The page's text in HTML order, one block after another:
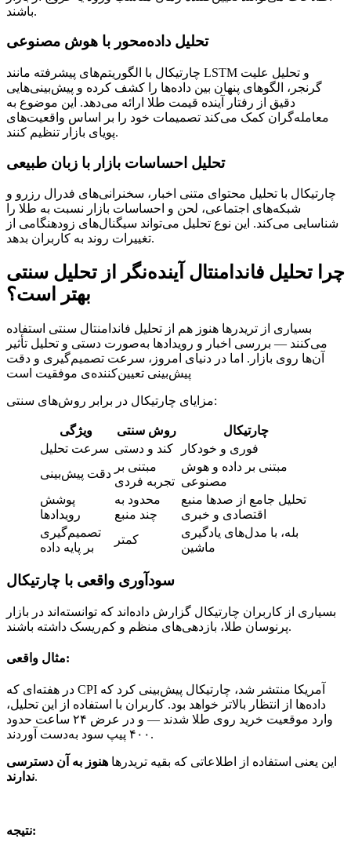
باشند.
تحلیل داده‌محور با هوش مصنوعی
چارتیکال با الگوریتم‌های پیشرفته مانند LSTM و تحلیل علیت
گرنجر، الگوهای پنهان بین داده‌ها را کشف کرده و پیش‌بینی‌هایی
دقیق از رفتار آینده قیمت طلا ارائه می‌دهد. این موضوع به
معامله‌گران کمک می‌کند تصمیمات خود را بر اساس واقعیت‌های
پویای بازار تنظیم کنند.
تحلیل احساسات بازار با زبان طبیعی
چارتیکال با تحلیل محتوای متنی اخبار، سخنرانی‌های فدرال رزرو و
شبکه‌های اجتماعی، لحن و احساسات بازار نسبت به طلا را
شناسایی می‌کند. این نوع تحلیل می‌تواند سیگنال‌های زودهنگامی از
تغییرات روند به کاربران بدهد.
چرا تحلیل فاندامنتال آینده‌نگر از تحلیل سنتی
بهتر است؟
بسیاری از تریدرها هنوز هم از تحلیل فاندامنتال سنتی استفاده
می‌کنند — بررسی اخبار و رویدادها به‌صورت دستی و تحلیل تأثیر
آن‌ها روی بازار. اما در دنیای امروز، سرعت تصمیم‌گیری و دقت
پیش‌بینی تعیین‌کننده‌ی موفقیت است
مزایای چارتیکال در برابر روش‌های سنتی:
ویژگی روش سنتی
چارتیکال
سرعت تحلیل کند و دستی
فوری و خودکار
دقت پیش‌بینی
مبتنی بر
تجربه فردی
مبتنی بر داده و هوش
مصنوعی
پوشش
رویدادها
محدود به
چند منبع
تحلیل جامع از صدها منبع
اقتصادی و خبری
تصمیم‌گیری
بر پایه داده
کمتر
بله، با مدل‌های یادگیری
ماشین
سودآوری واقعی با چارتیکال
بسیاری از کاربران چارتیکال گزارش داده‌اند که توانسته‌اند در بازار
پرنوسان طلا، بازدهی‌های منظم و کم‌ریسک داشته باشند.
مثال واقعی:
در هفته‌ای که CPI آمریکا منتشر شد، چارتیکال پیش‌بینی کرد که
داده‌ها از انتظار بالاتر خواهد بود. کاربران با استفاده از این تحلیل،
وارد موقعیت خرید روی طلا شدند — و در عرض ۲۴ ساعت حدود
۴۰۰ پیپ سود به‌دست آوردند.
این یعنی استفاده از اطلاعاتی که بقیه تریدرها هنوز به آن دسترسی
ندارند.
نتیجه: